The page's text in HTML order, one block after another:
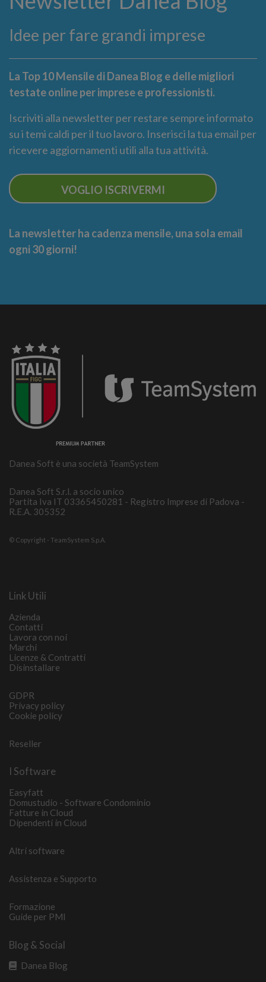
Idee per fare grandi imprese
La Top 10 Mensile di Danea Blog e delle migliori
testate online per imprese e professionisti.
Iscriviti alla newsletter per restare sempre informato
su i temi caldi per il tuo lavoro. Inserisci la tua email per
ricevere aggiornamenti utili alla tua attività.
VOGLIO ISCRIVERMI
La newsletter ha cadenza mensile, una sola email
ogni 30 giorni!
Danea Soft è una società TeamSystem
Danea Soft S.r.l. a socio unico
Partita Iva IT 03365450281 - Registro Imprese di Padova -
R.E.A. 305352
© Copyright - TeamSystem S.p.A.
Link Utili
Azienda
Contatti
Lavora con noi
Marchi
Licenze & Contratti
Disinstallare
GDPR
Privacy policy
Cookie policy
Reseller
I Software
Easyfatt
Domustudio - Software Condominio
Fatture in Cloud
Dipendenti in Cloud
Altri software
Assistenza e Supporto
Formazione
Guide per PMI
Blog & Social
Danea Blog